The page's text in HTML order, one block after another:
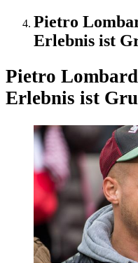
Pietro
Erlebnis ist
Pietro
Erlebnis ist